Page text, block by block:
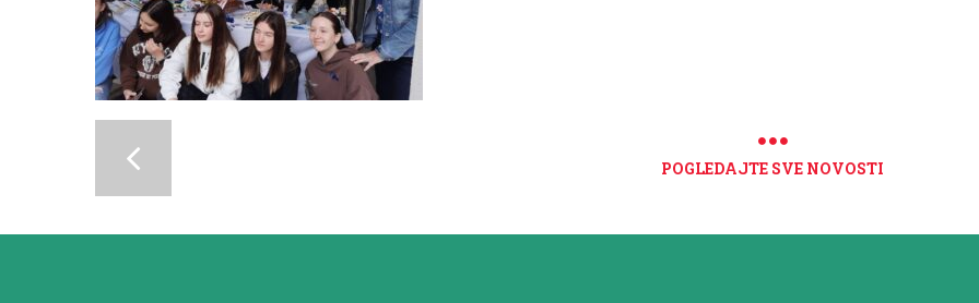
POGLEDAJTE SVE NOVOSTI